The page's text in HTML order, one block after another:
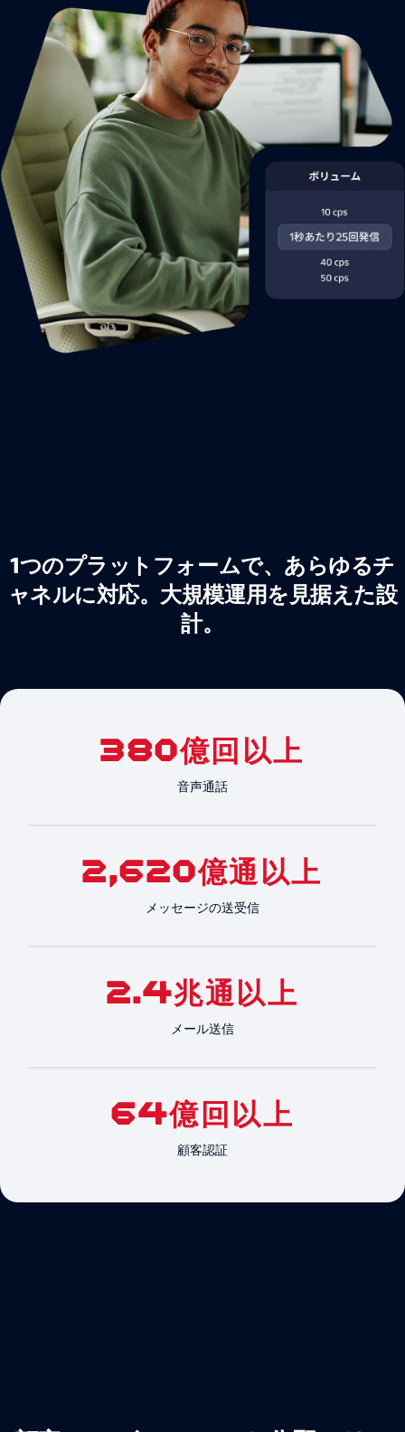
1つのプラットフォームで、あらゆるチ
ャネルに対応。大規模運用を見据えた設
計。
380億回以上
音声通話
2,620億通以上
メッセージの送受信
2.4兆通以上
メール送信
64億回以上
顧客認証